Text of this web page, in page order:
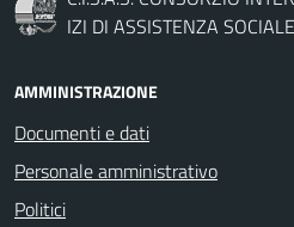
IZI DI ASSISTENZA SOCIALE
AMMINISTRAZIONE
Documenti e dati
Personale amministrativo
Politici